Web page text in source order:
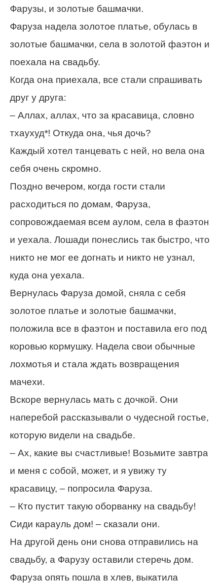
Фарузы, и золотые башмачки.
Фаруза надела золотое платье, обулась в
золотые башмачки, села в золотой фаэтон и
поехала на свадьбу.
Когда она приехала, все стали спрашивать
друг у друга:
– Аллах, аллах, что за красавица, словно
тхаухуд*! Откуда она, чья дочь?
Каждый хотел танцевать с ней, но вела она
себя очень скромно.
Поздно вечером, когда гости стали
расходиться по домам, Фаруза,
сопровождаемая всем аулом, села в фаэтон
и уехала. Лошади понеслись так быстро, что
никто не мог ее догнать и никто не узнал,
куда она уехала.
Вернулась Фаруза домой, сняла с себя
золотое платье и золотые башмачки,
положила все в фаэтон и поставила его под
коровью кормушку. Надела свои обычные
лохмотья и стала ждать возвращения
мачехи.
Вскоре вернулась мать с дочкой. Они
наперебой рассказывали о чудесной гостье,
которую видели на свадьбе.
– Ах, какие вы счастливые! Возьмите завтра
и меня с собой, может, и я увижу ту
красавицу, – попросила Фаруза.
– Кто пустит такую оборванку на свадьбу!
Сиди карауль дом! – сказали они.
На другой день они снова отправились на
свадьбу, а Фарузу оставили стеречь дом.
Фаруза опять пошла в хлев, выкатила